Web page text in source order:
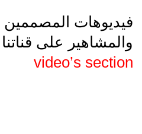
فيديوهات المصممين
والمشاهير على
video’s section